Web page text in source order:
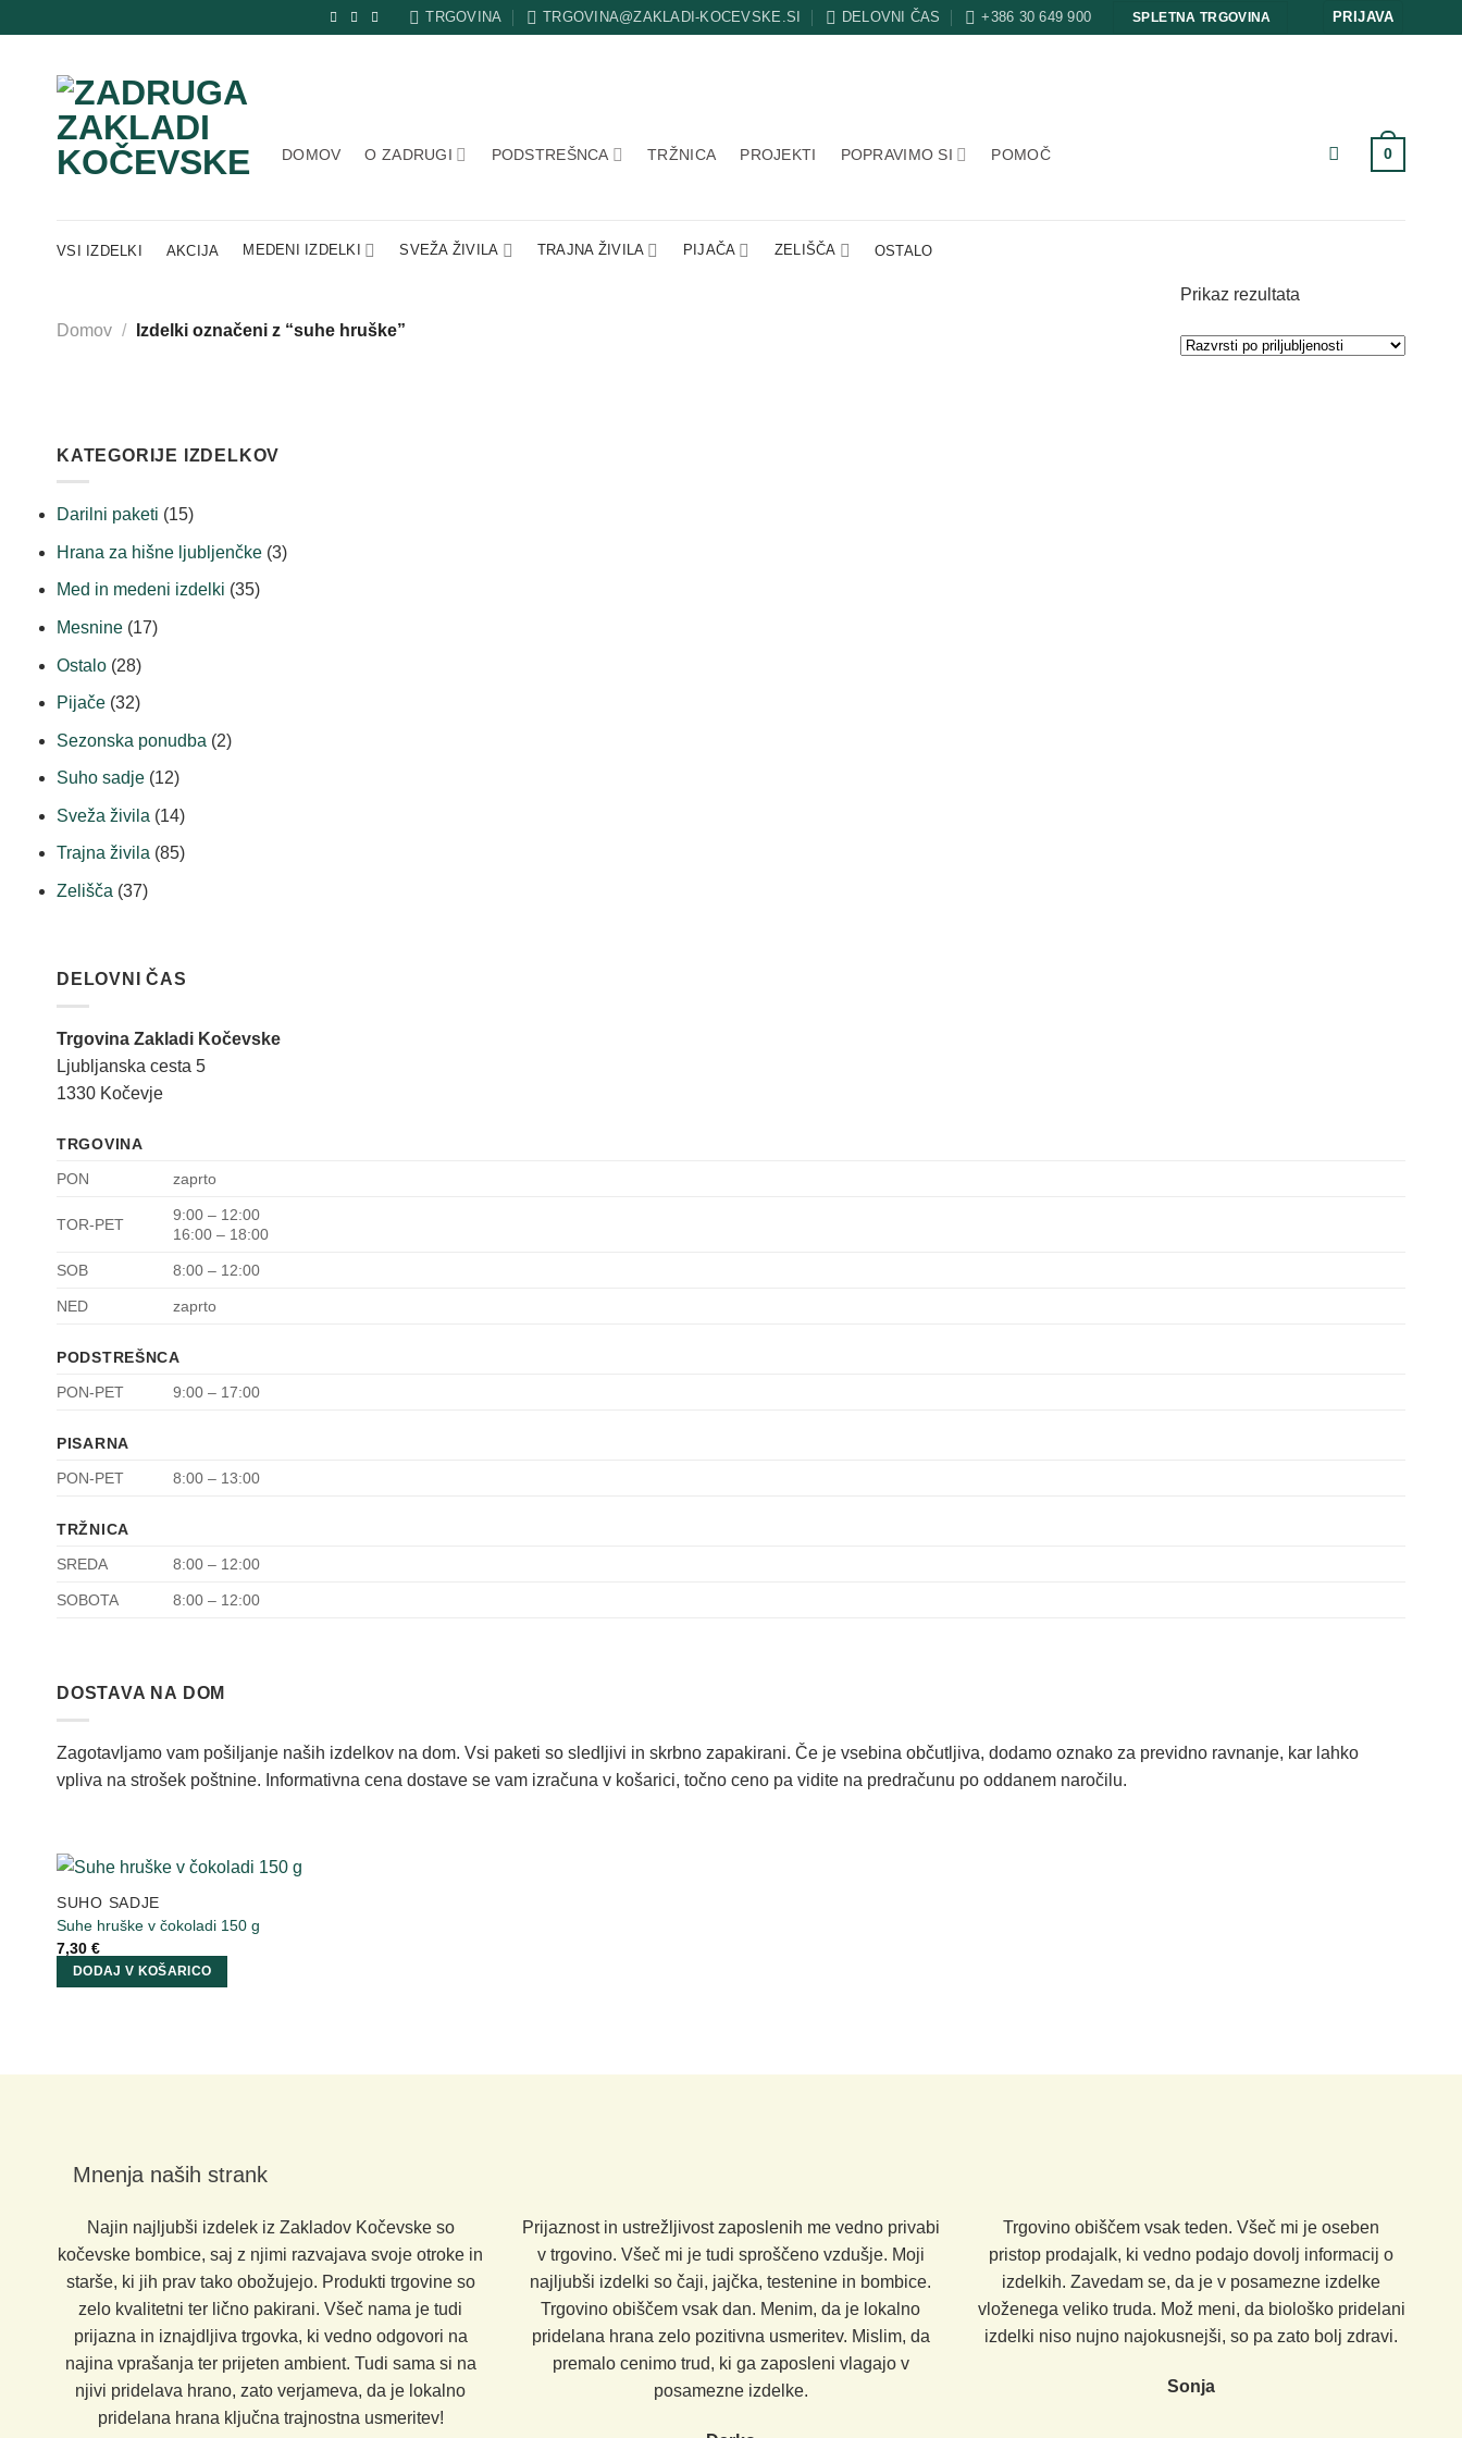
to
TRGOVINA TRGOVINA@ZAKLADI-KOCEVSKE.SI DELOVNI ČAS +386 30 649 900 SPLETNA TRGOVINA PRIJAVA
DOMOV O ZADRUGI PODSTREŠNCA TRŽNICA PROJEKTI POPRAVIMO SI POMOČ 0
VSI IZDELKI AKCIJA MEDENI IZDELKI SVEŽA ŽIVILA TRAJNA ŽIVILA PIJAČA ZELIŠČA OSTALO
Domov / Izdelki označeni z “suhe hruške”
Prikaz rezultata
KATEGORIJE IZDELKOV
Darilni paketi (15)
Hrana za hišne ljubljenčke (3)
Med in medeni izdelki (35)
Mesnine (17)
Ostalo (28)
Pijače (32)
Sezonska ponudba (2)
Suho sadje (12)
Sveža živila (14)
Trajna živila (85)
Zelišča (37)
DELOVNI ČAS
Trgovina Zakladi Kočevske
Ljubljanska cesta 5
1330 Kočevje
TRGOVINA
PON
zaprto
TOR-PET
9:00 – 12:00
16:00 – 18:00
SOB 8:00 – 12:00
NED zaprto
PODSTREŠNCA
PON-PET
9:00 – 17:00
PISARNA
PON-PET
8:00 – 13:00
TRŽNICA
SREDA
8:00 – 12:00
SOBOTA 8:00 – 12:00
DOSTAVA NA DOM
Zagotavljamo vam pošiljanje naših izdelkov na dom. Vsi paketi so sledljivi in skrbno zapakirani. Če je vsebina občutljiva, dodamo oznako za previdno ravnanje, kar lahko
vpliva na strošek poštnine. Informativna cena dostave se vam izračuna v košarici, točno ceno pa vidite na predračunu po oddanem naročilu.
SUHO SADJE
Suhe hruške v čokoladi 150 g
7,30 €
DODAJ V KOŠARICO
Mnenja naših strank
Najin najljubši izdelek iz Zakladov Kočevske so
kočevske bombice, saj z njimi razvajava svoje otroke in
starše, ki jih prav tako obožujejo. Produkti trgovine so
zelo kvalitetni ter lično pakirani. Všeč nama je tudi
prijazna in iznajdljiva trgovka, ki vedno odgovori na
najina vprašanja ter prijeten ambient. Tudi sama si na
njivi pridelava hrano, zato verjameva, da je lokalno
pridelana hrana ključna trajnostna usmeritev!
Prijaznost in ustrežljivost zaposlenih me vedno privabi
v trgovino. Všeč mi je tudi sproščeno vzdušje. Moji
najljubši izdelki so čaji, jajčka, testenine in bombice.
Trgovino obiščem vsak dan. Menim, da je lokalno
pridelana hrana zelo pozitivna usmeritev. Mislim, da
premalo cenimo trud, ki ga zaposleni vlagajo v
posamezne izdelke.
Trgovino obiščem vsak teden. Všeč mi je oseben
pristop prodajalk, ki vedno podajo dovolj informacij o
izdelkih. Zavedam se, da je v posamezne izdelke
vloženega veliko truda. Mož meni, da biološko pridelani
izdelki niso nujno najokusnejši, so pa zato bolj zdravi.
Sonja